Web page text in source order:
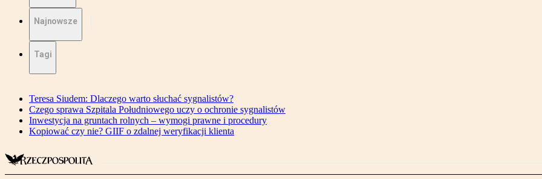
Najnowsze
Tagi
Teresa Siudem: Dlaczego warto słuchać sygnalistów?
Czego sprawa Szpitala Południowego uczy o ochronie sygnalistów
Inwestycja na gruntach rolnych – wymogi prawne i procedury
Kopiować czy nie? GIIF o zdalnej weryfikacji klienta